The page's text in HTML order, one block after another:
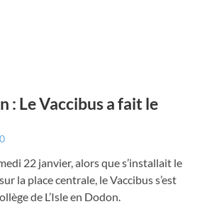
: Le Vaccibus a fait le
22 janvier, alors que s’installait le
la place centrale, le Vaccibus s’est
de L’Isle en Dodon.